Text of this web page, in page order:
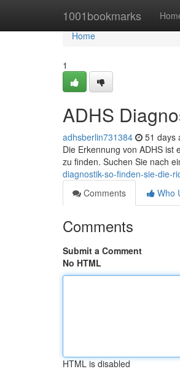
1001bookmarks
Home
Home
1
ADHS
adhsberlin731384 51 days
Die Erkennung von ADHS ist
zu finden. Suchen Sie nach
diagnostik-so-finden-sie-die-
Comments
Who
Comments
Submit a Comment
No HTML
HTML is disabled